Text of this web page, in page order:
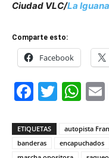
Ciudad VLC/La
Comparte esto:
Facebook
ETIQUETAS autopista
banderas
encapuchados